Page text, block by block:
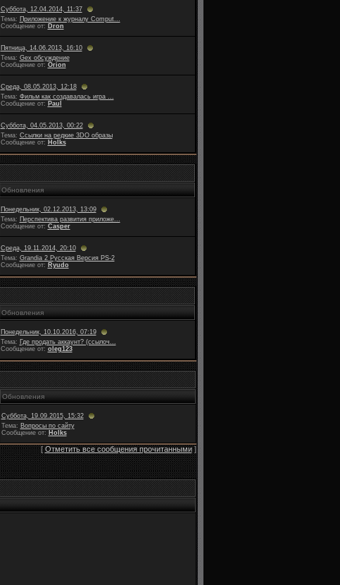
Суббота, 12.04.2014, 11:37
Тема: Приложение к журналу Comput...
Сообщение от: Dron
Пятница, 14.06.2013, 16:10
Тема: Gex обсуждение
Сообщение от: Orion
Среда, 08.05.2013, 12:18
Тема: Фильм как создавалась игра ...
Сообщение от: Paul
Суббота, 04.05.2013, 00:22
Тема: Ссылки на редкие 3DO образы
Сообщение от: Holks
Обновления
Понедельник, 02.12.2013, 13:09
Тема: Перспектива развития приложе...
Сообщение от: Casper
Среда, 19.11.2014, 20:10
Тема: Grandia 2 Русская Версия PS-2
Сообщение от: Ryudo
Обновления
Понедельник, 10.10.2016, 07:19
Тема: Где продать аккаунт? (ссылоч...
Сообщение от: oleg123
Обновления
Суббота, 19.09.2015, 15:32
Тема: Вопросы по сайту
Сообщение от: Holks
[ Отметить все сообщения прочитанными]